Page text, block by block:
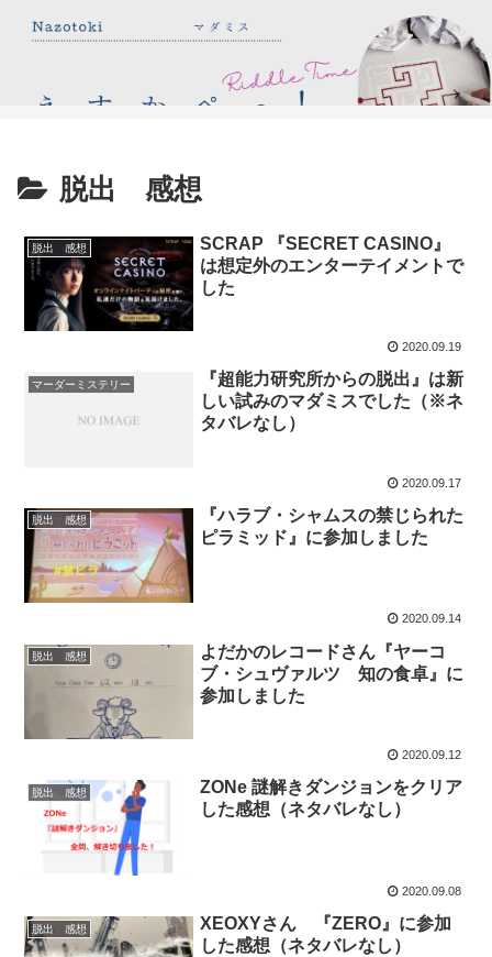
脱出 感想
脱出 感想
SCRAP 『SECRET CASINO』
は想定外のエンターテイメントで
した
2020.09.19
マーダーミステリー
『超能力研究所からの脱出』は新
しい試みのマダミスでした（※ネ
タバレなし）
2020.09.17
脱出 感想
『ハラブ・シャムスの禁じられた
ピラミッド』に参加しました
2020.09.14
脱出 感想
よだかのレコードさん『ヤーコ
ブ・シュヴァルツ 知の食卓』に
参加しました
2020.09.12
脱出 感想
ZONe 謎解きダンジョンをクリア
した感想（ネタバレなし）
2020.09.08
脱出 感想
XEOXYさん 『ZERO』に参加
した感想（ネタバレなし）